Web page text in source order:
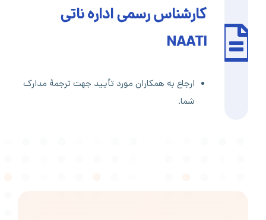
کارشناس رسمی اداره ناتی
NAATI
ارجاع به همکاران مورد تأیید جهت ترجمۀ مدارک
شما.